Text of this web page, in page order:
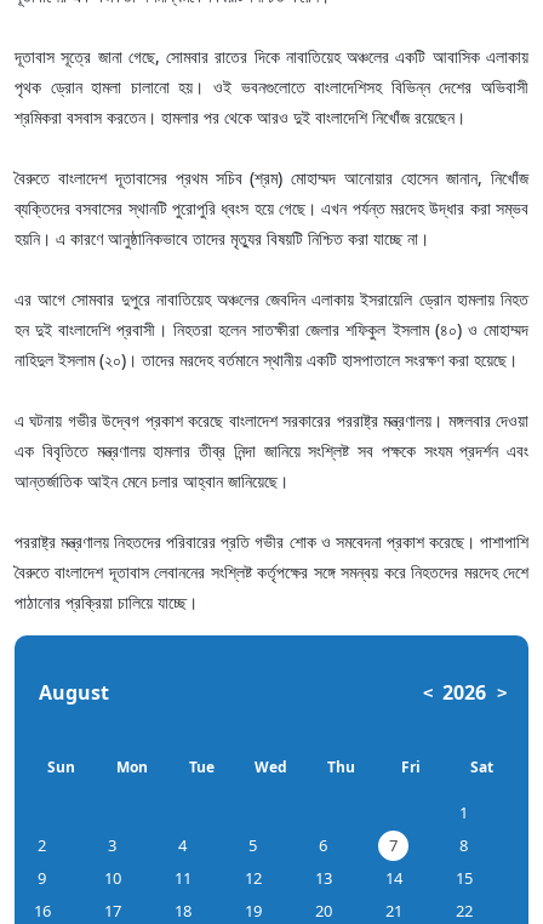
দূতাবাস সূত্রে জানা গেছে, সোমবার রাতের দিকে নাবাতিয়েহ অঞ্চলের একটি আবাসিক এলাকায়
পৃথক ড্রোন হামলা চালানো হয়। ওই ভবনগুলোতে বাংলাদেশিসহ বিভিন্ন দেশের অভিবাসী
শ্রমিকরা বসবাস করতেন। হামলার পর থেকে আরও দুই বাংলাদেশি নিখোঁজ রয়েছেন।
বৈরুতে বাংলাদেশ দূতাবাসের প্রথম সচিব (শ্রম) মোহাম্মদ আনোয়ার হোসেন জানান, নিখোঁজ
ব্যক্তিদের বসবাসের স্থানটি পুরোপুরি ধ্বংস হয়ে গেছে। এখন পর্যন্ত মরদেহ উদ্ধার করা সম্ভব
হয়নি। এ কারণে আনুষ্ঠানিকভাবে তাদের মৃত্যুর বিষয়টি নিশ্চিত করা যাচ্ছে না।
এর আগে সোমবার দুপুরে নাবাতিয়েহ অঞ্চলের জেবদিন এলাকায় ইসরায়েলি ড্রোন হামলায় নিহত
হন দুই বাংলাদেশি প্রবাসী। নিহতরা হলেন সাতক্ষীরা জেলার শফিকুল ইসলাম (৪০) ও মোহাম্মদ
নাহিদুল ইসলাম (২০)। তাদের মরদেহ বর্তমানে স্থানীয় একটি হাসপাতালে সংরক্ষণ করা হয়েছে।
এ ঘটনায় গভীর উদ্বেগ প্রকাশ করেছে বাংলাদেশ সরকারের পররাষ্ট্র মন্ত্রণালয়। মঙ্গলবার দেওয়া
এক বিবৃতিতে মন্ত্রণালয় হামলার তীব্র নিন্দা জানিয়ে সংশ্লিষ্ট সব পক্ষকে সংযম প্রদর্শন এবং
আন্তর্জাতিক আইন মেনে চলার আহ্বান জানিয়েছে।
পররাষ্ট্র মন্ত্রণালয় নিহতদের পরিবারের প্রতি গভীর শোক ও সমবেদনা প্রকাশ করেছে। পাশাপাশি
বৈরুতে বাংলাদেশ দূতাবাস লেবাননের সংশ্লিষ্ট কর্তৃপক্ষের সঙ্গে সমন্বয় করে নিহতদের মরদেহ দেশে
পাঠানোর প্রক্রিয়া চালিয়ে যাচ্ছে।
August < 2026 >
Sun Mon Tue Wed Thu Fri Sat
1
2
3 4 5 6 7
8
9
10 11 12 13 14
15
16
17 18 19 20 21
22